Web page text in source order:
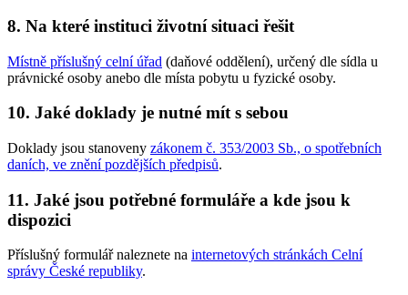
8. Na které instituci životní situaci řešit
Místně příslušný celní úřad (daňové oddělení), určený dle sídla u
právnické osoby anebo dle místa pobytu u fyzické osoby.
10. Jaké doklady je nutné mít s sebou
Doklady jsou stanoveny zákonem č. 353/2003 Sb., o spotřebních
daních, ve znění pozdějších předpisů.
11. Jaké jsou potřebné formuláře a kde jsou k
dispozici
Příslušný formulář naleznete na internetových stránkách Celní
správy České republiky.